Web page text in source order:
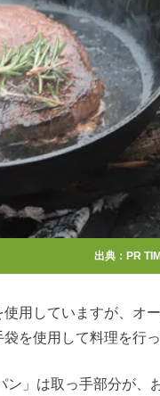
出典：PR
用していますが、オ
を使用して料理を行っ
ン」は取っ手部分が、